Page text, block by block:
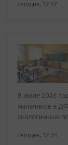
сегодня, 12:37
В июле 2026
мальчиков в
аналогичным
сегодня, 12:34